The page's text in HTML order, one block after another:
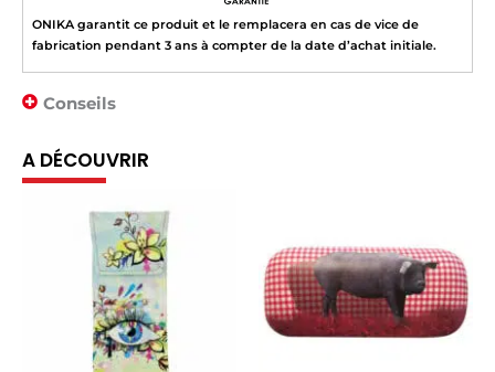
ONIKA garantit ce produit et le remplacera en cas de vice de
fabrication pendant 3 ans à compter de la date d’achat initiale.
Conseils
A DÉCOUVRIR